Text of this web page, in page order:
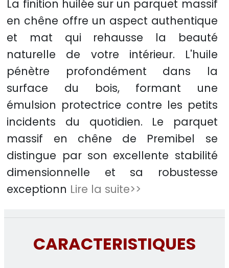
La finition huilée sur un parquet massif
en chêne offre un aspect authentique
et mat qui rehausse la beauté
naturelle de votre intérieur. L'huile
pénètre profondément dans la
surface du bois, formant une
émulsion protectrice contre les petits
incidents du quotidien. Le parquet
massif en chêne de Premibel se
distingue par son excellente stabilité
dimensionnelle et sa robustesse
exceptionn Lire la suite>>
CARACTERISTIQUES